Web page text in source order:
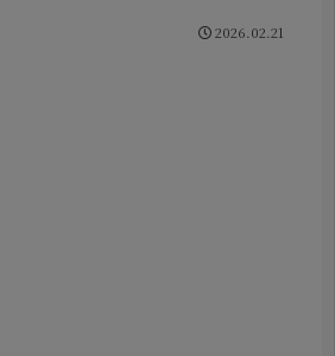
2026.02.21